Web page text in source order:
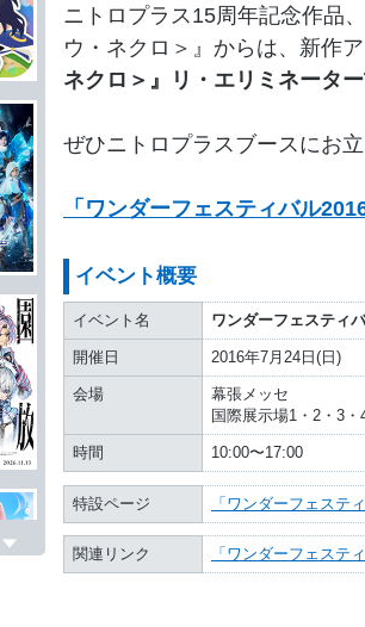
ニトロプラス15周年記念作品
ウ・ネクロ＞』からは、新作
ネクロ＞』リ・エリミネータ
ぜひニトロプラスブースにお
「ワンダーフェスティバル
イベント概要
イベント名 ワンダーフェスティ
開催日 2016年7月24日(日)
会場
幕張メッセ
国際展示場1・2・3
時間 10:00〜17:00
特設ページ 「ワンダーフェステ
関連リンク 「ワンダーフェステ